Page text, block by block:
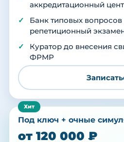
аккредитационный
Банк типовых
репетиционный
Куратор до внесения
ФРМР
Под ключ + очные
от 120 000 ₽